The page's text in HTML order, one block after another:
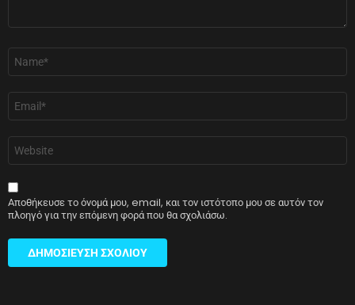
Όνομα
Email
Ιστότοπος
Αποθήκευσε το όνομά μου, email, και τον ιστότοπο μου σε αυτόν τον
πλοηγό για την επόμενη φορά που θα σχολιάσω.